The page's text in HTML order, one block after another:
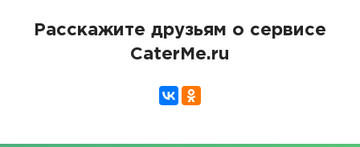
Расскажите друзьям о сервисе
CaterMe.ru